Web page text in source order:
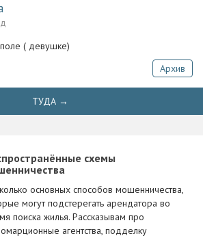
( девушке)
Архив
ТУДА →
схемы
основных способов мошенничества,
могут подстерегать арендатора во
поиска жилья. Рассказывам про
агентства, подделку